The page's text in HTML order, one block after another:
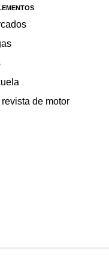
revista de motor